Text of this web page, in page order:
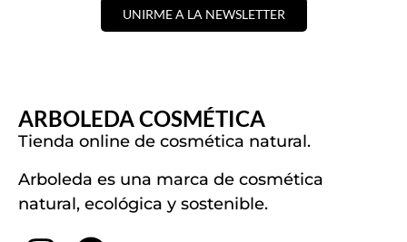
UNIRME A LA NEWSLETTER
ARBOLEDA COSMÉTICA
Tienda online de cosmética natural.
Arboleda es una marca de cosmética
natural, ecológica y sostenible.